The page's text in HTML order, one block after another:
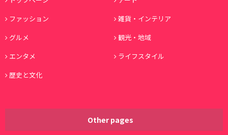
ファッション
雑貨・インテリア
グルメ
観光・地域
エンタメ
ライフスタイル
歴史と文化
Other pages